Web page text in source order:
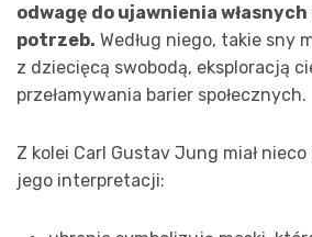
odwagę do ujawnienia
potrzeb. Według niego, takie sny
z dziecięcą swobodą, eksploracją
przełamywania barier społecznych.
Z kolei Carl Gustav Jung miał
jego interpretacji: